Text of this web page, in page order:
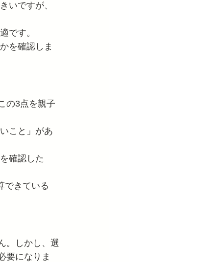
いですが、
です。
を確認しま
の3点を親子
こと」があ
確認した
できている
。しかし、選
要になりま